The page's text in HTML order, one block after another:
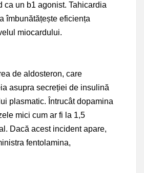
un b1 agonist. Tahicardia
îmbunătățește eficiența
miocardului.
de aldosteron, care
asupra secreției de insulină
plasmatic. Întrucât dopamina
mici cum ar fi la 1,5
Dacă acest incident apare,
fentolamina,